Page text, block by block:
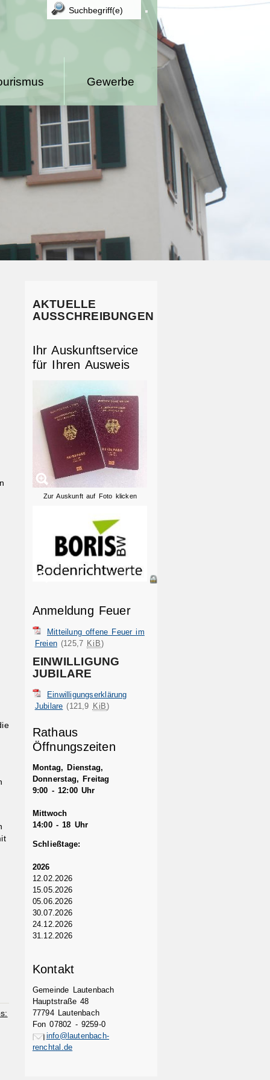
Gewerbe
AKTUELLE
AUSSCHREIBUNGEN
Ihr Auskunftservice
für Ihren Ausweis
Zur Auskunft auf Foto klicken
Anmeldung Feuer
Mitteilung offene Feuer im
Freien (125,7 KiB)
EINWILLIGUNG
JUBILARE
Einwilligungserklärung
Jubilare (121,9 KiB)
Rathaus
Öffnungszeiten
Montag, Dienstag,
Donnerstag, Freitag
9:00 - 12:00 Uhr
Mittwoch
14:00 - 18 Uhr
Schließtage:
2026
12.02.2026
15.05.2026
05.06.2026
30.07.2026
24.12.2026
31.12.2026
Kontakt
Gemeinde Lautenbach
Hauptstraße 48
77794 Lautenbach
Fon 07802 - 9259-0
info@lautenbach-
renchtal.de